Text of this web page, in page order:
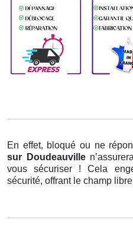
En effet, bloqué ou ne
sur Doudeauville
vous sécuriser ! Cela
sécurité, offrant le champ